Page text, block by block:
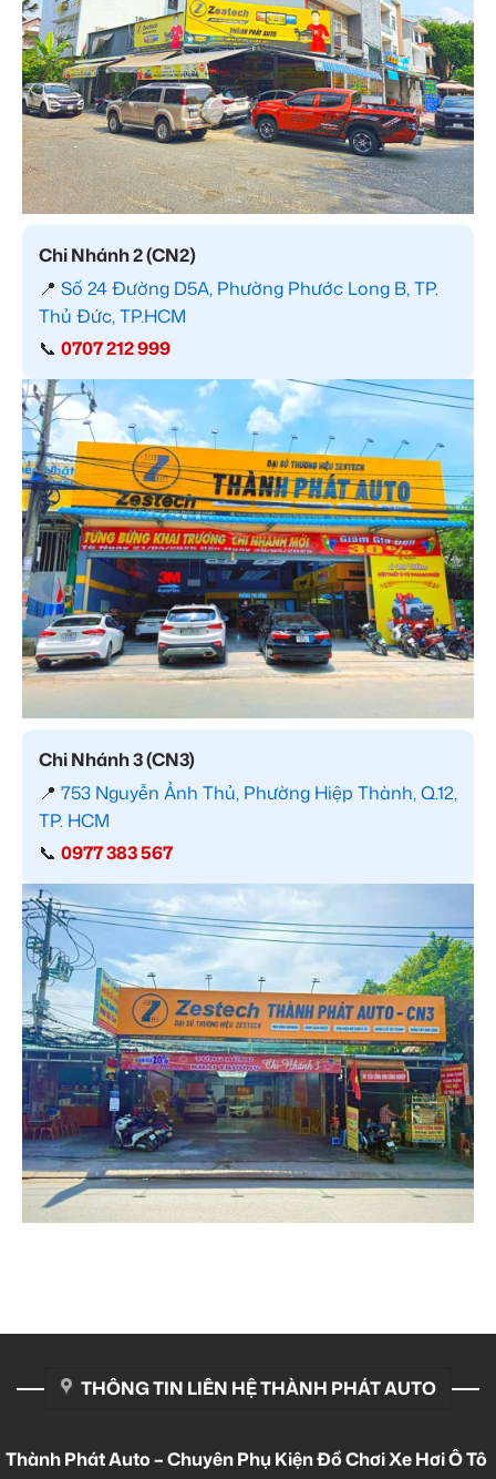
Chi Nhánh 2 (CN2)
📍 Số 24 Đường D5A, Phường Phước Long B, TP.
Thủ Đức, TP.HCM
📞 0707 212 999
Chi Nhánh 3 (CN3)
📍 753 Nguyễn Ảnh Thủ, Phường Hiệp Thành, Q.12,
TP. HCM
📞 0977 383 567
THÔNG TIN LIÊN HỆ THÀNH PHÁT AUTO
Thành Phát Auto – Chuyên Phụ Kiện Đồ Chơi Xe Hơi Ô Tô